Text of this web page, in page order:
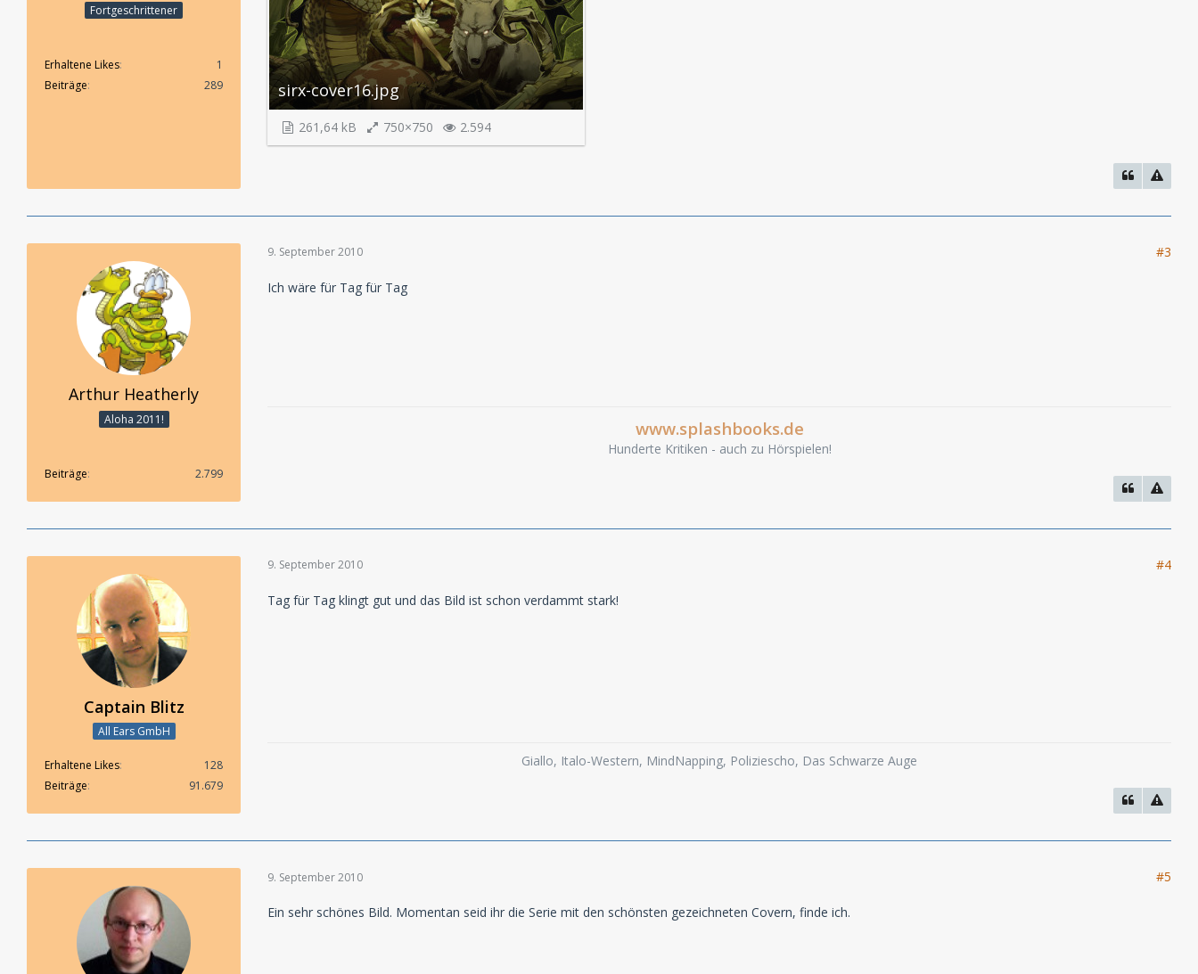
Fortgeschrittener
Erhaltene Likes
1
Beiträge
289 sirx-cover16.jpg
261,64 kB 750×750 2.594
Arthur Heatherly
Aloha 2011!
Beiträge 2.799
9. September 2010 #3
Ich wäre für Tag für Tag
www.splashbooks.de
Hunderte Kritiken - auch zu Hörspielen!
Captain Blitz
All Ears GmbH
Erhaltene Likes
128
Beiträge
91.679
9. September 2010 #4
Tag für Tag klingt gut und das Bild ist schon verdammt stark!
Giallo, Italo-Western, MindNapping, Poliziescho, Das Schwarze Auge
9. September 2010 #5
Ein sehr schönes Bild. Momentan seid ihr die Serie mit den schönsten gezeichneten Covern, finde ich.